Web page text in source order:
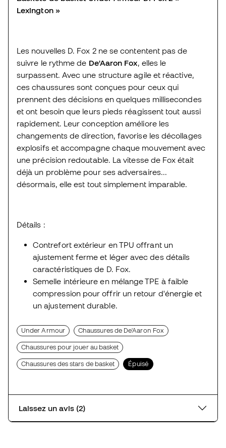
Lexington »
Les nouvelles D. Fox 2 ne se contentent pas de
suivre le rythme de De'Aaron Fox, elles le
surpassent. Avec une structure agile et réactive,
ces chaussures sont conçues pour ceux qui
prennent des décisions en quelques millisecondes
et ont besoin que leurs pieds réagissent tout aussi
rapidement. Leur conception améliore les
changements de direction, favorise les décollages
explosifs et accompagne chaque mouvement avec
une précision redoutable. La vitesse de Fox était
déjà un problème pour ses adversaires...
désormais, elle est tout simplement imparable.
Détails :
Contrefort extérieur en TPU offrant un
ajustement ferme et léger avec des détails
caractéristiques de D. Fox.
Semelle intérieure en mélange TPE à faible
compression pour offrir un retour d'énergie et
un ajustement durable.
Under Armour Chaussures de De'Aaron Fox
Chaussures pour jouer au basket
Chaussures des stars de basket Épuisé
Laissez un avis (2)